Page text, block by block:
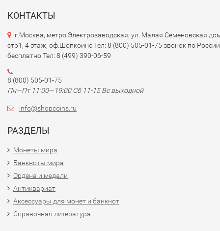
КОНТАКТЫ
г.Москва, метро Электрозаводская, ул. Малая Семеновская
стр1, 4 этаж, оф.Шопкоинс Тел: 8 (800) 505-01-75 звонок по России
бесплатно Тел: 8 (499) 390-06-59
8 (800) 505-01-75
Пн—Пт 11:00—19:00 Сб 11-15 Вс выходной
info@shopcoins.ru
РАЗДЕЛЫ
Монеты мира
Банкноты мира
Ордена и медали
Антиквариат
Аксессуары для монет и банкнот
Справочная литература